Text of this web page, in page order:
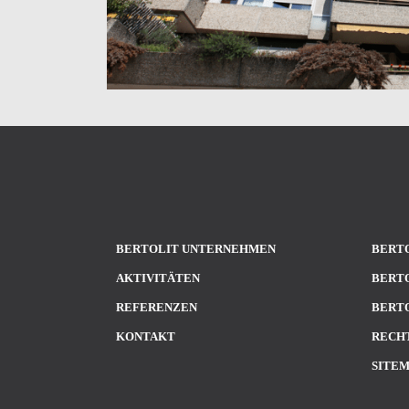
BERTOLIT UNTERNEHMEN
AKTIVITÄTEN
REFERENZEN
KONTAKT